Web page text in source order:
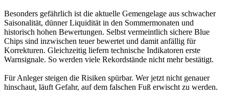
Besonders gefährlich ist die aktuelle Gemengelage aus schwacher
Saisonalität, dünner Liquidität in den Sommermonaten und
historisch hohen Bewertungen. Selbst vermeintlich sichere Blue
Chips sind inzwischen teuer bewertet und damit anfällig für
Korrekturen. Gleichzeitig liefern technische Indikatoren erste
Warnsignale. So werden viele Rekordstände nicht mehr bestätigt.
Für Anleger steigen die Risiken spürbar. Wer jetzt nicht genauer
hinschaut, läuft Gefahr, auf dem falschen Fuß erwischt zu werden.